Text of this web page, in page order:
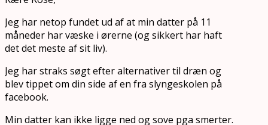
Jeg har netop fundet ud af at min datter på 11
måneder har væske i ørerne (og sikkert har haft
det det meste af sit liv).
Jeg har straks søgt efter alternativer til dræn og
blev tippet om din side af en fra slyngeskolen på
facebook.
Min datter kan ikke ligge ned og sove pga smerter.